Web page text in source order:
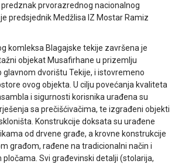
prvorazrednog nacionalnog
predsjednik Medžlisa IZ Mostar Ramiz
komleksa Blagajske tekije završena je
objekat Musafirhane u prizemlju
dvorištu Tekije, i istovremeno
ovog objekta. U cilju povećanja kvaliteta
i sigurnosti korisnika urađena su
sa prečišćivačima, te izgrađeni objekti
Konstrukcije doksata su urađene
od drvene građe, a krovne konstrukcije
građom, rađene na tradicionalni način i
Svi građevinski detalji (stolarija,